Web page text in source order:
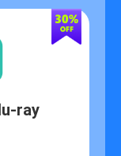
ray